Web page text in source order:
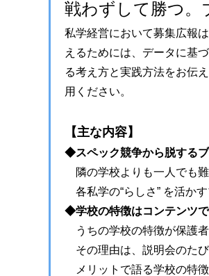
戦わずして勝つ。
私学経営において募集広報
えるためには、データに基
る考え方と実践方法をお伝
用ください。
【主な内容】
◆スペック競争から脱する
隣の学校よりも一人でも
各私学の“らしさ” を活か
◆学校の特徴はコンテンツ
うちの学校の特徴が保護
その理由は、説明会のたび
メリットで語る学校の特